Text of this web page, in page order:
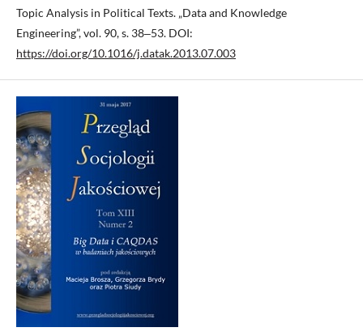
Topic Analysis in Political Texts. „Data and Knowledge
Engineering”, vol. 90, s. 38‒53. DOI:
https://doi.org/10.1016/j.datak.2013.07.003